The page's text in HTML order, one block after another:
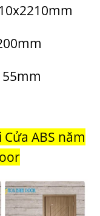
ABS năm